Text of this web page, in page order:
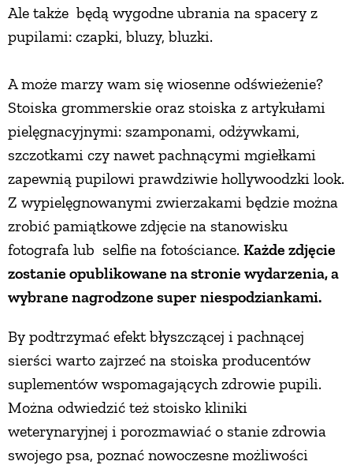
Ale także będą wygodne ubrania na spacery z
pupilami: czapki, bluzy, bluzki.
A może marzy wam się wiosenne odświeżenie?
Stoiska grommerskie oraz stoiska z artykułami
pielęgnacyjnymi: szamponami, odżywkami,
szczotkami czy nawet pachnącymi mgiełkami
zapewnią pupilowi prawdziwie hollywoodzki look.
Z wypielęgnowanymi zwierzakami będzie można
zrobić pamiątkowe zdjęcie na stanowisku
fotografa lub selfie na fotościance. Każde zdjęcie
zostanie opublikowane na stronie wydarzenia, a
wybrane nagrodzone super niespodziankami.
By podtrzymać efekt błyszczącej i pachnącej
sierści warto zajrzeć na stoiska producentów
suplementów wspomagających zdrowie pupili.
Można odwiedzić też stoisko kliniki
weterynaryjnej i porozmawiać o stanie zdrowia
swojego psa, poznać nowoczesne możliwości
PRZYSTAWKI
DANIA GŁÓWNE
CIASTA I DESERY
DODATKI
PRZETWORY
INNE